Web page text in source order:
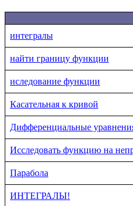
интегралы
найти границу функции
иследование функции
Касательная к кривой
Дифференциальные
Исследовать функцию на
Парабола
ИНТЕГРАЛЫ!